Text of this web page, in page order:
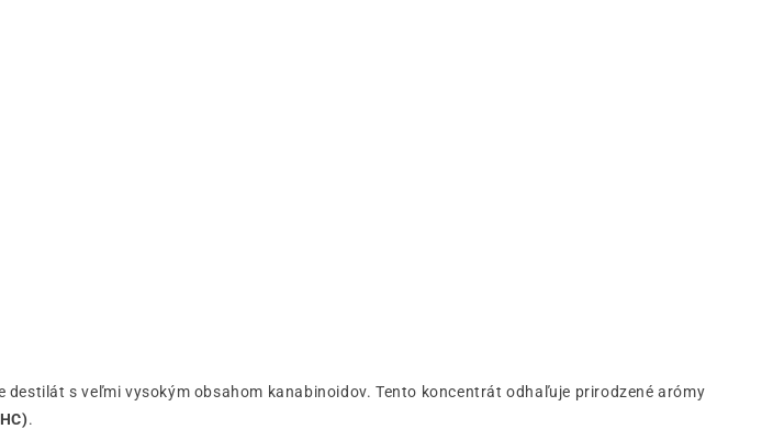
destilát s veľmi vysokým obsahom kanabinoidov. Tento koncentrát odhaľuje prirodzené arómy
.